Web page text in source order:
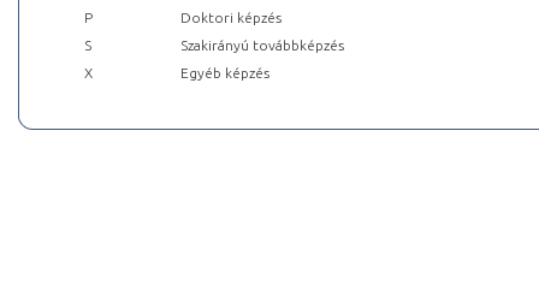
P
Doktori képzés
S
Szakirányú továbbképzés
X
Egyéb képzés